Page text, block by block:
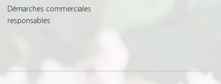
Démarches commerciales
responsables